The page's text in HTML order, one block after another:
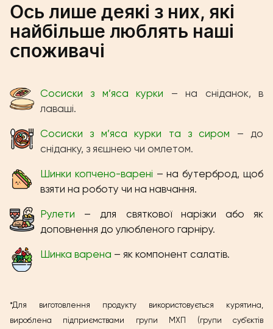
Ось лише деякі з них, які
найбільше люблять наші
споживачі
Сосиски з м’яса курки – на сніданок, в
лаваші.
Сосиски з м’яса курки та з сиром – до
сніданку, з яєшнею чи омлетом.
Шинки копчено-варені – на бутерброд, щоб
взяти на роботу чи на навчання.
Рулети – для святкової нарізки або як
доповнення до улюбленого гарніру.
Шинка варена – як компонент салатів.
*Для виготовлення продукту використовується курятина,
вироблена підприємствами групи МХП (групи суб’єктів